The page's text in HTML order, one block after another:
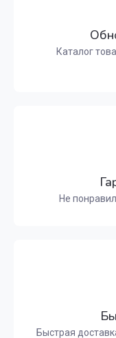
Каталог
Не
Быстрая